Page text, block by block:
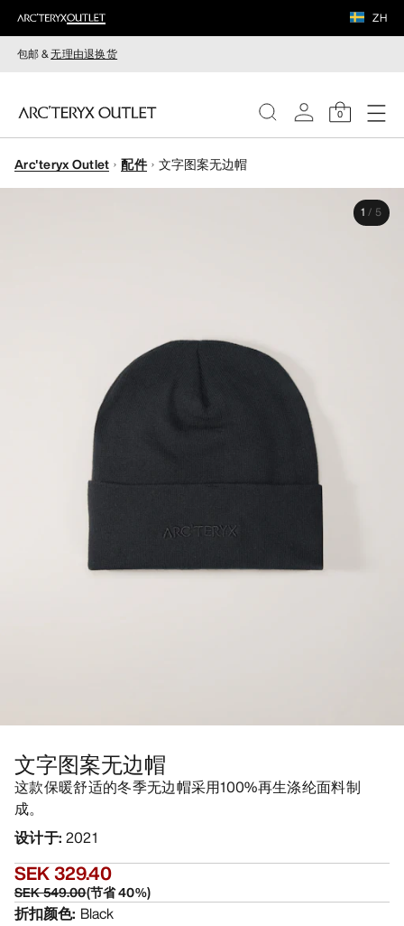
ZH
包邮 &无理由退换货
0
女装
Arc'teryx Outlet 配件 文字图案无边帽
1 / 5
文字图案无边帽
这款保暖舒适的冬季无边帽采用100%再生涤纶面料制
成。
设计于: 2021
SEK 329.40
SEK 549.00(节省40%)
折扣颜色: Black